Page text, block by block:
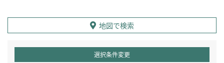
地図で検索
選択条件変更